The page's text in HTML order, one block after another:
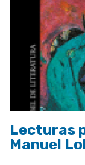
Lecturas
Manuel